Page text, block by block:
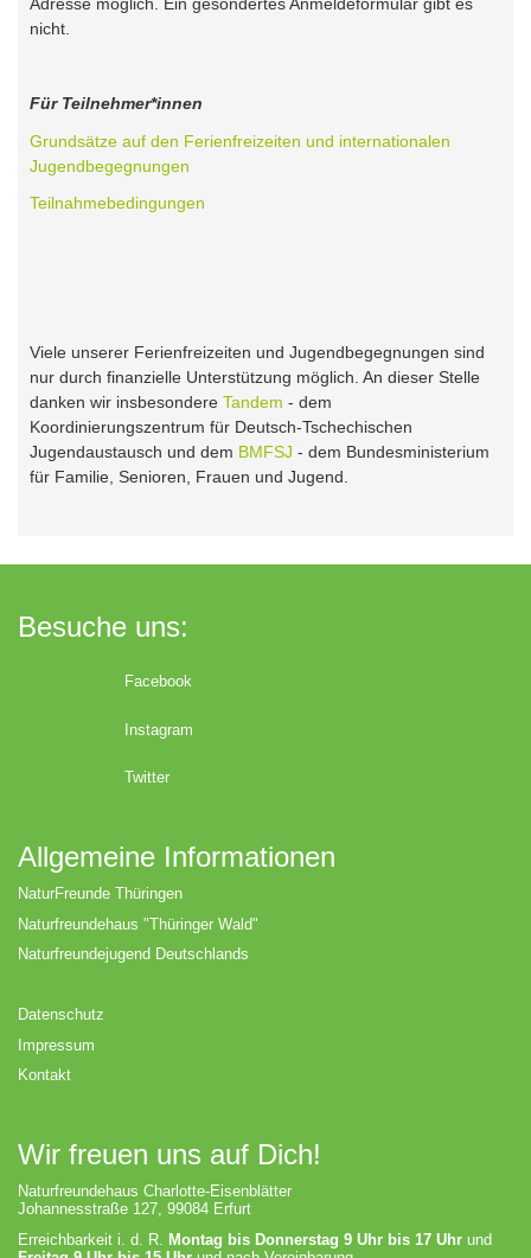
nicht.
Für Teilnehmer*innen
Grundsätze auf den Ferienfreizeiten und internationalen
Jugendbegegnungen
Teilnahmebedingungen
Viele unserer Ferienfreizeiten und Jugendbegegnungen sind
nur durch finanzielle Unterstützung möglich. An dieser Stelle
danken wir insbesondere Tandem - dem
Koordinierungszentrum für Deutsch-Tschechischen
Jugendaustausch und dem BMFSJ - dem Bundesministerium
für Familie, Senioren, Frauen und Jugend.
Besuche uns:
Facebook
Instagram
Twitter
Allgemeine Informationen
NaturFreunde Thüringen
Naturfreundehaus "Thüringer Wald"
Naturfreundejugend Deutschlands
Datenschutz
Impressum
Kontakt
Wir freuen uns auf Dich!
Naturfreundehaus Charlotte-Eisenblätter
Johannesstraße 127, 99084 Erfurt
Erreichbarkeit i. d. R. Montag bis Donnerstag 9 Uhr bis 17 Uhr und